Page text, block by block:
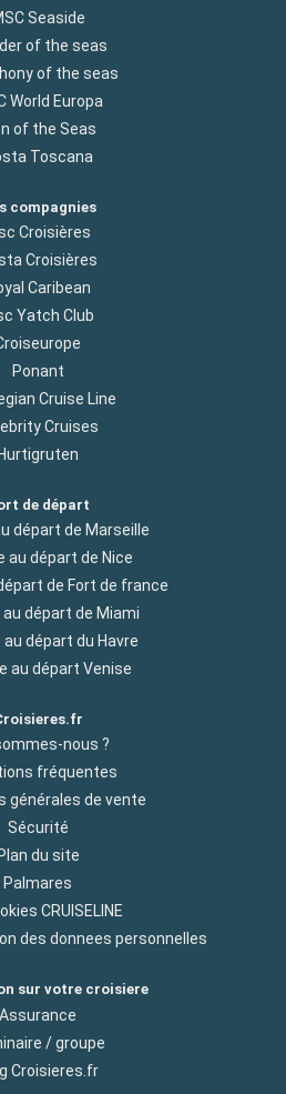
Seaside
of the seas
of the seas
World Europa
of the Seas
Toscana
compagnies
Croisières
Croisières
Caribean
Yatch Club
Ponant
Cruise Line
Cruises
Hurtigruten
de départ
départ de Marseille
au départ de Nice
de Fort de france
départ de Miami
au départ du Havre
au départ Venise
nous ?
fréquentes
générales de vente
Sécurité
Plan du site
Palmares
CRUISELINE
des donnees personnelles
sur votre croisiere
Assurance
/ groupe
Croisieres.fr